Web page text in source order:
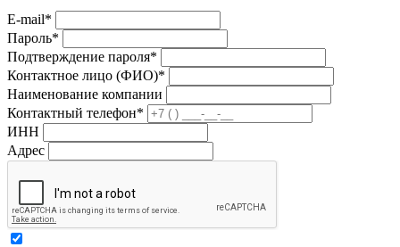
E-mail*
Пароль*
Подтверждение пароля*
Контактное лицо (ФИО)*
Наименование компании
Контактный телефон*
ИНН
Адрес